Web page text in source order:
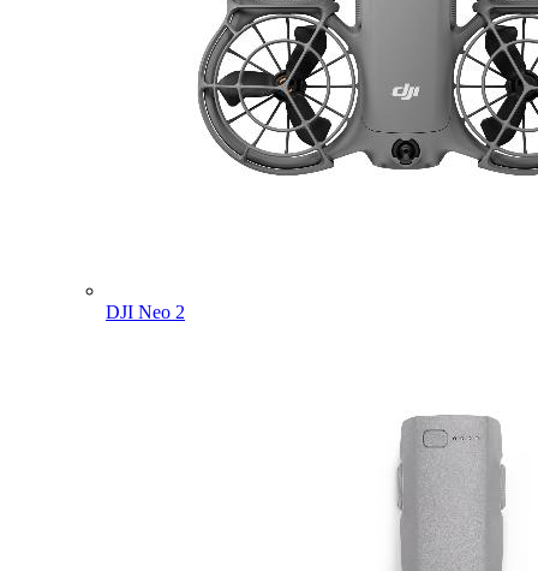
DJI Neo 2